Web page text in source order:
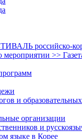
российско-
мероприятии >>
и
организации
и
языке в Корее